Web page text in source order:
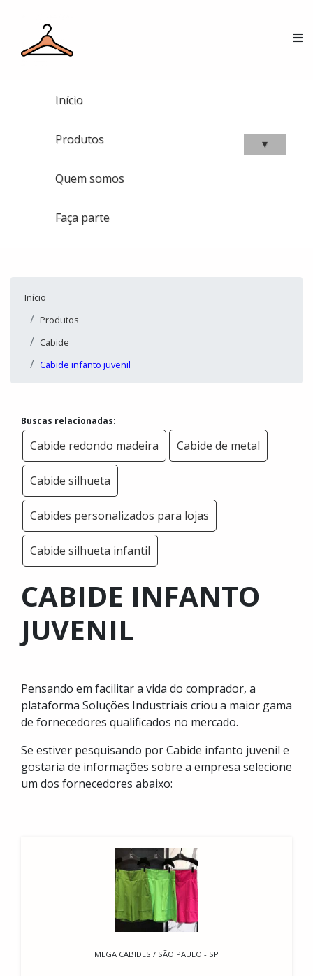
Início
Produtos ▾
Quem somos
Faça parte
Início
Produtos
Cabide
Cabide infanto juvenil
Buscas relacionadas:
Cabide redondo madeira Cabide de metal
Cabide silhueta
Cabides personalizados para lojas
Cabide silhueta infantil
CABIDE INFANTO
JUVENIL
Pensando em facilitar a vida do comprador, a
plataforma Soluções Industriais criou a maior gama
de fornecedores qualificados no mercado.
Se estiver pesquisando por Cabide infanto juvenil e
gostaria de informações sobre a empresa selecione
um dos fornecedores abaixo:
MEGA CABIDES / SÃO PAULO - SP